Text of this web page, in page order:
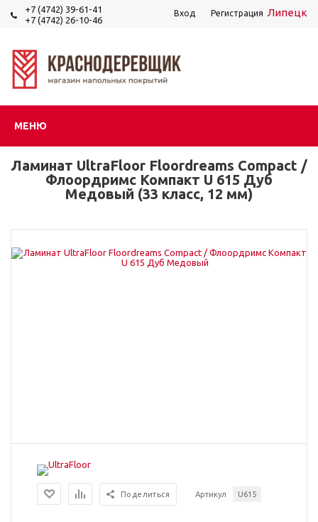
+7 (4742) 39-61-41
+7 (4742) 26-10-46
Липецк
Вход Регистрация
МЕНЮ
Ламинат UltraFloor Floordreams Compact /
Флоордримс Компакт U 615 Дуб
Медовый (33 класс, 12 мм)
Поделиться Артикул U615